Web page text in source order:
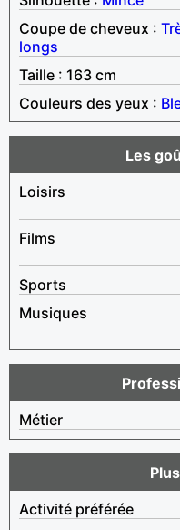
Coupe de cheveux :
longs
Taille : 163 cm
Couleurs des yeux :
Les
Loisirs
Films
Sports
Musiques
Métier
Activité préférée